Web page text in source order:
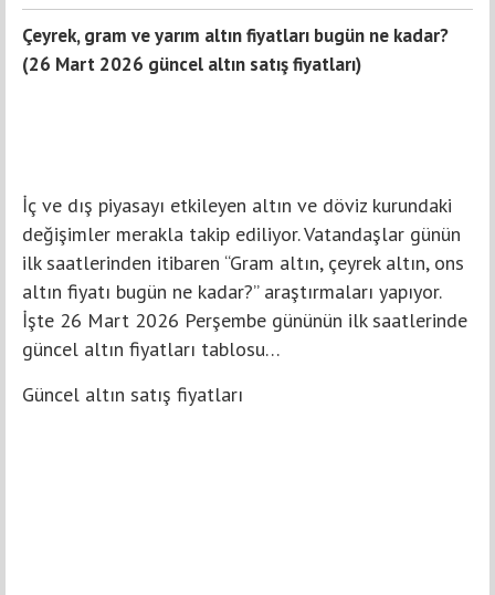
Çeyrek, gram ve yarım altın fiyatları bugün ne kadar?
(26 Mart 2026 güncel altın satış fiyatları)
İç ve dış piyasayı etkileyen altın ve döviz kurundaki
değişimler merakla takip ediliyor. Vatandaşlar günün
ilk saatlerinden itibaren “Gram altın, çeyrek altın, ons
altın fiyatı bugün ne kadar?” araştırmaları yapıyor.
İşte 26 Mart 2026 Perşembe gününün ilk saatlerinde
güncel altın fiyatları tablosu…
Güncel altın satış fiyatları